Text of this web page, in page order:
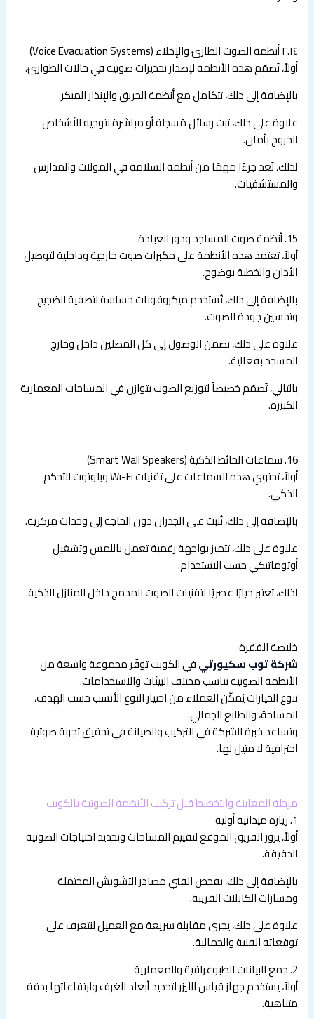
٢.١٤ أنظمة الصوت الطارئ والإخلاء (Voice Evacuation Systems)
أولاً، تُصمّم هذه الأنظمة لإصدار تحذيرات صوتية في حالات الطوارئ.
بالإضافة إلى ذلك، تتكامل مع أنظمة الحريق والإنذار المبكر.
علاوة على ذلك، تبث رسائل مُسجلة أو مباشرة لتوجيه الأشخاص
للخروج بأمان.
لذلك، تُعد جزءًا مهمًا من أنظمة السلامة في المولات والمدارس
والمستشفيات.
15. أنظمة صوت المساجد ودور العبادة
أولاً، تعتمد هذه الأنظمة على مكبرات صوت خارجية وداخلية لتوصيل
الأذان والخطبة بوضوح.
بالإضافة إلى ذلك، تُستخدم ميكروفونات حساسة لتصفية الضجيج
وتحسين جودة الصوت.
علاوة على ذلك، تضمن الوصول إلى كل المصلين داخل وخارج
المسجد بفعالية.
بالتالي، تُصمّم خصيصاً لتوزيع الصوت بتوازن في المساحات المعمارية
الكبيرة.
16. سماعات الحائط الذكية (Smart Wall Speakers)
أولاً، تحتوي هذه السماعات على تقنيات Wi-Fi وبلوتوث للتحكم
الذكي.
بالإضافة إلى ذلك، تُثبت على الجدران دون الحاجة إلى وحدات مركزية.
علاوة على ذلك، تتميز بواجهة رقمية تعمل باللمس وتشغيل
أوتوماتيكي حسب الاستخدام.
لذلك، تعتبر خيارًا عصريًا لتقنيات الصوت المدمج داخل المنازل الذكية.
خلاصة الفقرة
شركة توب سكيورتيفي الكويت توفّر مجموعة واسعة من
الأنظمة الصوتية تناسب مختلف البيئات والاستخدامات.
تنوع الخيارات يُمكّن العملاء من اختيار النوع الأنسب حسب الهدف،
المساحة، والطابع الجمالي.
وتساعد خبرة الشركة في التركيب والصيانة في تحقيق تجربة صوتية
احترافية لا مثيل لها.
مرحلة المعاينة والتخطيط قبل تركيب الأنظمة الصوتية بالكويت
1. زيارة ميدانية أولية
أولاً، يزور الفريق الموقع لتقييم المساحات وتحديد احتياجات الصوتية
الدقيقة.
بالإضافة إلى ذلك، يفحص الفني مصادر التشويش المحتملة
ومسارات الكابلات القريبة.
علاوة على ذلك، يجري مقابلة سريعة مع العميل لنتعرف على
توقعاته الفنية والجمالية.
2. جمع البيانات الطبوغرافية والمعمارية
أولاً، يستخدم جهاز قياس الليزر لتحديد أبعاد الغرف وارتفاعاتها بدقة
متناهية.